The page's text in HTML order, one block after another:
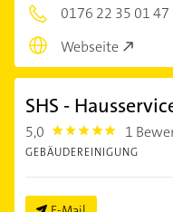
0176 22 35 01 47
Webseite
SHS -
5,0 5.0 1
GEBÄUDEREINIGUNG